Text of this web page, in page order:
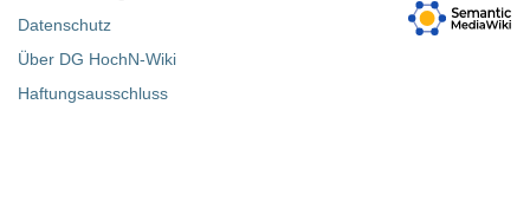
Datenschutz
Über DG HochN-Wiki
Haftungsausschluss